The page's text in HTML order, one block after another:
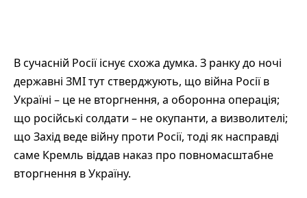
В сучасній Росії існує схожа думка. З ранку до ночі
державні ЗМІ тут стверджують, що війна Росії в
Україні – це не вторгнення, а оборонна операція;
що російські солдати – не окупанти, а визволителі;
що Захід веде війну проти Росії, тоді як насправді
саме Кремль віддав наказ про повномасштабне
вторгнення в Україну.